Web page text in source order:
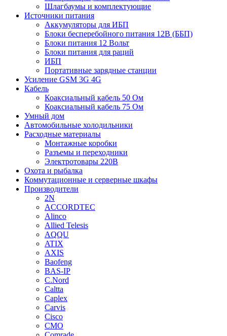
Шлагбаумы и комплектующие
Источники питания
Аккумуляторы для ИБП
Блоки бесперебойного питания 12В (ББП)
Блоки питания 12 Вольт
Блоки питания для раций
ИБП
Портативные зарядные станции
Усиление GSM 3G 4G
Кабель
Коаксиальный кабель 50 Ом
Коаксиальный кабель 75 Ом
Умный дом
Автомобильные холодильники
Расходные материалы
Монтажные коробки
Разъемы и переходники
Электротовары 220В
Охота и рыбалка
Коммутационные и серверные шкафы
Производители
2N
ACCORDTEC
Alinco
Allied Telesis
AQQU
ATIX
AXIS
Baofeng
BAS-IP
C.Nord
Caltta
Caplex
Carvis
Cisco
CMO